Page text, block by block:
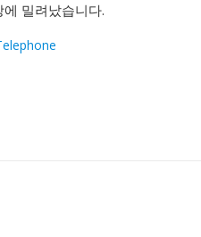
밀려났습니다.